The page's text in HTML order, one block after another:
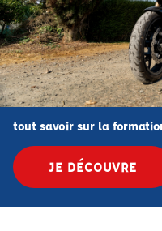
tout savoir sur la
JE DÉCOUVRE